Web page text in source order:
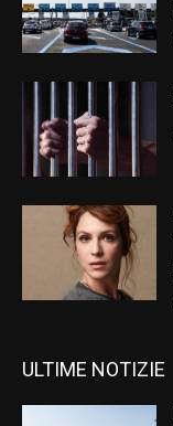
ULTIME NOTIZIE